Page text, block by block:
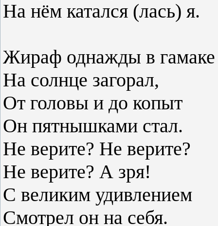
На нём катался
Жираф однажды в гамаке
На солнце загорал,
От головы и до копыт
Он пятнышками стал.
Не верите? Не верите?
Не верите? А зря!
С великим
Смотрел он на себя.